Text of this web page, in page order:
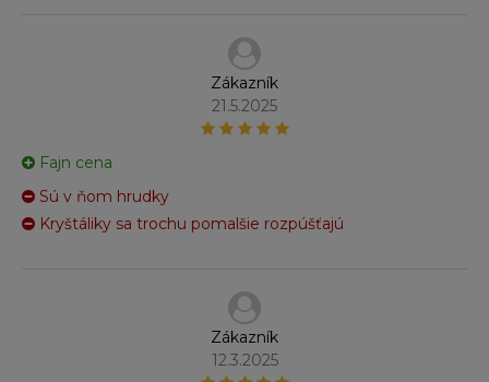
Zákazník
21.5.2025
Fajn cena
Sú v ňom hrudky
Kryštáliky sa trochu pomalšie rozpúšťajú
Zákazník
12.3.2025